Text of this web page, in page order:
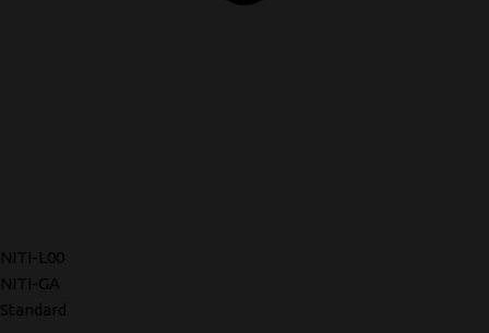
NITI-L00
NITI-GA
Standard